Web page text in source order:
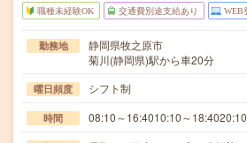
職種未経験OK 交通費別途支給あり WEB
勤務地
静岡県牧之原市
菊川(静岡県)駅から車20分
曜日頻度 シフト制
時間 08:10～16:4010:10～